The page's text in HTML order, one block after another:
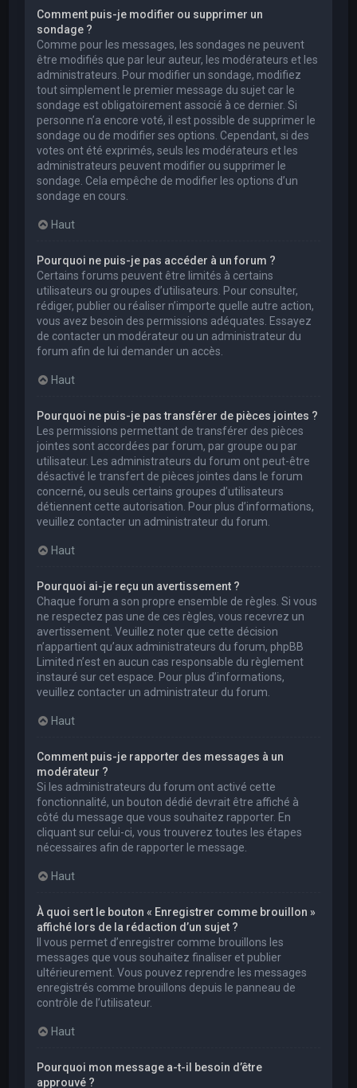
Comment puis-je modifier ou supprimer un
sondage ?
Comme pour les messages, les sondages ne peuvent
être modifiés que par leur auteur, les modérateurs et les
administrateurs. Pour modifier un sondage, modifiez
tout simplement le premier message du sujet car le
sondage est obligatoirement associé à ce dernier. Si
personne n’a encore voté, il est possible de supprimer le
sondage ou de modifier ses options. Cependant, si des
votes ont été exprimés, seuls les modérateurs et les
administrateurs peuvent modifier ou supprimer le
sondage. Cela empêche de modifier les options d’un
sondage en cours.
Haut
Pourquoi ne puis-je pas accéder à un forum ?
Certains forums peuvent être limités à certains
utilisateurs ou groupes d’utilisateurs. Pour consulter,
rédiger, publier ou réaliser n’importe quelle autre action,
vous avez besoin des permissions adéquates. Essayez
de contacter un modérateur ou un administrateur du
forum afin de lui demander un accès.
Haut
Pourquoi ne puis-je pas transférer de pièces jointes ?
Les permissions permettant de transférer des pièces
jointes sont accordées par forum, par groupe ou par
utilisateur. Les administrateurs du forum ont peut-être
désactivé le transfert de pièces jointes dans le forum
concerné, ou seuls certains groupes d’utilisateurs
détiennent cette autorisation. Pour plus d’informations,
veuillez contacter un administrateur du forum.
Haut
Pourquoi ai-je reçu un avertissement ?
Chaque forum a son propre ensemble de règles. Si vous
ne respectez pas une de ces règles, vous recevrez un
avertissement. Veuillez noter que cette décision
n’appartient qu’aux administrateurs du forum, phpBB
Limited n’est en aucun cas responsable du règlement
instauré sur cet espace. Pour plus d’informations,
veuillez contacter un administrateur du forum.
Haut
Comment puis-je rapporter des messages à un
modérateur ?
Si les administrateurs du forum ont activé cette
fonctionnalité, un bouton dédié devrait être affiché à
côté du message que vous souhaitez rapporter. En
cliquant sur celui-ci, vous trouverez toutes les étapes
nécessaires afin de rapporter le message.
Haut
À quoi sert le bouton « Enregistrer comme brouillon »
affiché lors de la rédaction d’un sujet ?
Il vous permet d’enregistrer comme brouillons les
messages que vous souhaitez finaliser et publier
ultérieurement. Vous pouvez reprendre les messages
enregistrés comme brouillons depuis le panneau de
contrôle de l’utilisateur.
Haut
Pourquoi mon message a-t-il besoin d’être
approuvé ?